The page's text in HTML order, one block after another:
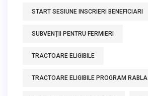
START SESIUNE INSCRIERI BENEFICIARI
SUBVENȚII PENTRU FERMIERI
TRACTOARE ELIGIBILE
TRACTOARE ELIGIBILE PROGRAM RABLA